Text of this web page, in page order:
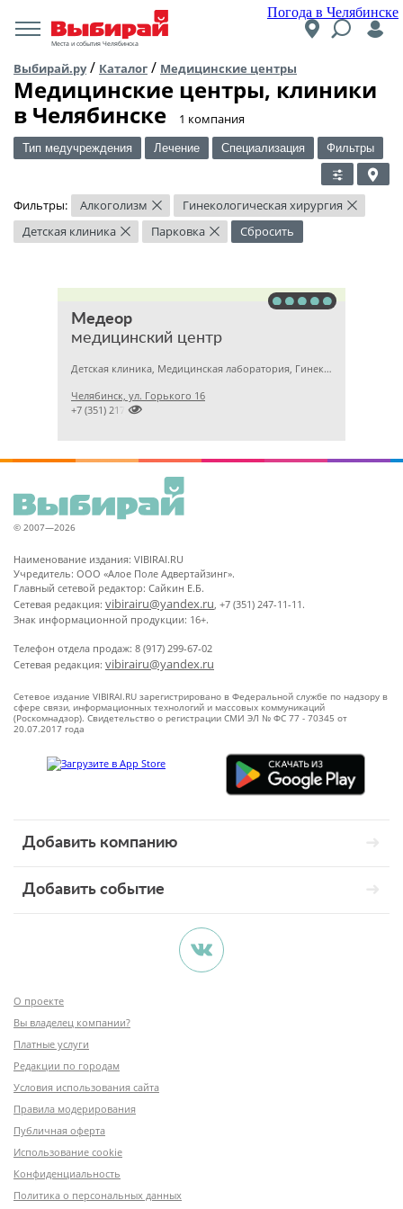
Погода в Челябинске
Места и события Челябинска
Выбирай.ру/ Каталог / Медицинские центры
Медицинские центры, клиники
в Челябинске
​1 компания
Тип медучреждения Лечение Специализация Фильтры
Фильтры: Алкоголизм × Гинекологическая хирургия ×
Детская клиника × Парковка × Сбросить
Медеор
медицинский центр
Детская клиника, Медицинская лаборатория, Гинекология
Челябинск, ул. Горького 16

+7 (351) 2172376
© 2007—2026
Наименование издания: VIBIRAI.RU
Учредитель: ООО «Алое Поле Адвертайзинг».
Главный сетевой редактор: Сайкин Е.Б.
Сетевая редакция: vibirairu@yandex.ru, +7 (351) 247-11-11.
Знак информационной продукции: 16+.
Телефон отдела продаж: 8 (917) 299-67-02
Сетевая редакция: vibirairu@yandex.ru
Сетевое издание VIBIRAI.RU зарегистрировано в Федеральной службе по надзору в
сфере связи, информационных технологий и массовых коммуникаций
(Роскомнадзор). Свидетельство о регистрации СМИ ЭЛ № ФС 77 - 70345 от
20.07.2017 года
Добавить компанию
Добавить событие
О проекте
Вы владелец компании?
Платные услуги
Редакции по городам
Условия использования сайта
Правила модерирования
Публичная оферта
Использование cookie
Конфиденциальность
Политика о персональных данных